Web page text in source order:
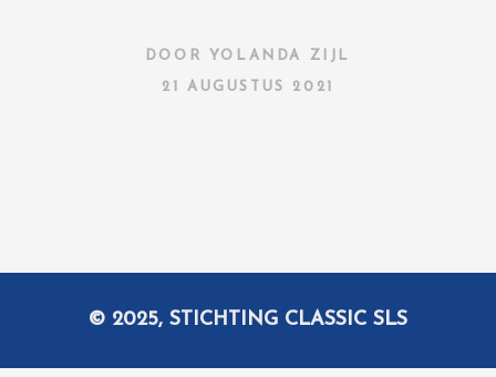
DOOR YOLANDA ZIJL
21 AUGUSTUS 2021
© 2025, STICHTING CLASSIC SLS